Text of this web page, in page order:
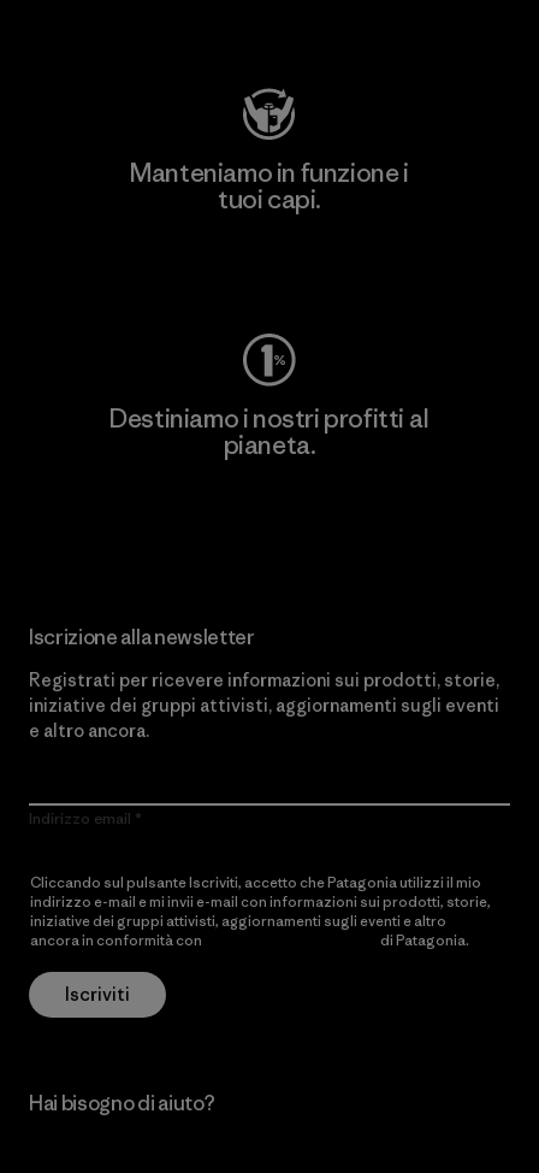
Manteniamo in funzione i
tuoi capi.
Destiniamo i nostri profitti al
pianeta.
Iscrizione alla newsletter
Registrati per ricevere informazioni sui prodotti, storie,
iniziative dei gruppi attivisti, aggiornamenti sugli eventi
e altro ancora.
Indirizzo email
Cliccando sul pulsante Iscriviti, accetto che Patagonia utilizzi il mio
indirizzo e-mail e mi invii e-mail con informazioni sui prodotti, storie,
iniziative dei gruppi attivisti, aggiornamenti sugli eventi e altro
ancora in conformità con
di Patagonia.
Iscriviti
Hai bisogno di aiuto?